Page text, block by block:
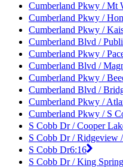
Cumberland Pkwy / Mt
Cumberland Pkwy /
Cumberland Pkwy /
Cumberland Blvd /
Cumberland Pkwy /
Cumberland Blvd /
Cumberland Pkwy /
Cumberland Blvd /
Cumberland Pkwy /
Cumberland Pkwy / S
S Cobb Dr / Cooper
S Cobb Dr / Ridgeview
S Cobb Dr6:16
S Cobb Dr / King